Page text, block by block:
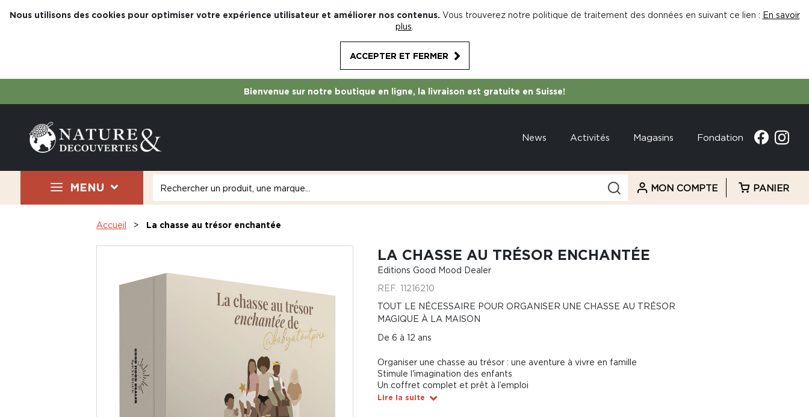
Nous utilisons des cookies pour optimiser votre expérience utilisateur et améliorer nos contenus. Vous trouverez notre politique de traitement des données en suivant ce lien : En savoir
plus
ACCEPTER ET FERMER
Bienvenue sur notre boutique en ligne, la livraison est gratuite en Suisse!
News Activités Magasins Fondation
MENU MON COMPTE PANIER
Accueil La chasse au trésor enchantée
LA CHASSE AU TRÉSOR ENCHANTÉE
Editions Good Mood Dealer
REF. 11216210
TOUT LE NÉCESSAIRE POUR ORGANISER UNE CHASSE AU TRÉSOR
MAGIQUE À LA MAISON
De 6 à 12 ans
Organiser une chasse au trésor : une aventure à vivre en famille
Stimule l'imagination des enfants
Un coffret complet et prêt à l’emploi
Lire la suite